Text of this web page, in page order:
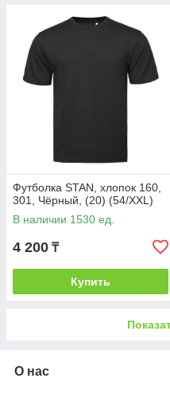
Футболка STAN, хлопок 160,
301, Чёрный, (20) (54/XXL)
В наличии 1530 ед.
4 200 ₸
Купить
О нас